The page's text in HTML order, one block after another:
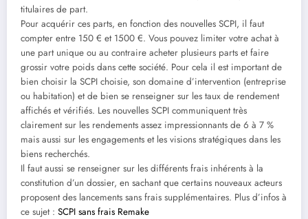
titulaires de part.
Pour acquérir ces parts, en fonction des nouvelles SCPI, il faut
compter entre 150 € et 1500 €. Vous pouvez limiter votre achat à
une part unique ou au contraire acheter plusieurs parts et faire
grossir votre poids dans cette société. Pour cela il est important de
bien choisir la SCPI choisie, son domaine d’intervention (entreprise
ou habitation) et de bien se renseigner sur les taux de rendement
affichés et vérifiés. Les nouvelles SCPI communiquent très
clairement sur les rendements assez impressionnants de 6 à 7 %
mais aussi sur les engagements et les visions stratégiques dans les
biens recherchés.
Il faut aussi se renseigner sur les différents frais inhérents à la
constitution d’un dossier, en sachant que certains nouveaux acteurs
proposent des lancements sans frais supplémentaires. Plus d’infos à
ce sujet : SCPI sans frais Remake